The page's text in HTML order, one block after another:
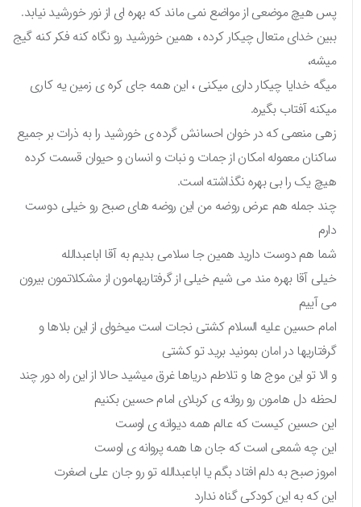
پس هیچ موضعی از مواضع نمی ماند که بهره ای از نور خورشید نیابد.
ببین خدای متعال چیکار کرده ، همین خورشید رو نگاه کنه فکر کنه گیج
میشه،
میگه خدایا چیکار داری میکنی ، این همه جای کره ی زمین یه کاری
میکنه آفتاب بگیره.
زهی منعمی که در خوان احسانش گرده ی خورشید را به ذرات بر جمیع
ساکنان معموله امکان از جمات و نبات و انسان و حیوان قسمت کرده
هیچ یک را بی بهره نگذاشته است.
چند جمله هم عرض روضه من این روضه های صبح رو خیلی دوست
دارم
شما هم دوست دارید همین جا سلامی بدیم به آقا اباعبدالله
خیلی آقا بهره مند می شیم خیلی از گرفتاریهامون از مشکلاتمون بیرون
می آییم
امام حسین علیه السلام کشتی نجات است میخوای از این بلاها و
گرفتاریها در امان بمونید برید تو کشتی
و الا تو این موج ها و تلاطم دریاها غرق میشید حالا از این راه دور چند
لحظه دل هامون رو روانه ی کربلای امام حسین بکنیم
این حسین کیست که عالم همه دیوانه ی اوست
این چه شمعی است که جان ها همه پروانه ی اوست
امروز صبح به دلم افتاد بگم یا اباعبدالله تو رو جان علی اصغرت
این که به این کودکی گناه ندارد